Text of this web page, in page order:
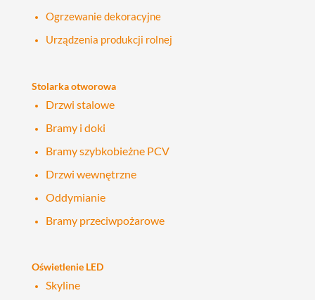
Ogrzewanie dekoracyjne
Urządzenia produkcji rolnej
Stolarka otworowa
Drzwi stalowe
Bramy i doki
Bramy szybkobieżne PCV
Drzwi wewnętrzne
Oddymianie
Bramy przeciwpożarowe
Oświetlenie LED
Skyline